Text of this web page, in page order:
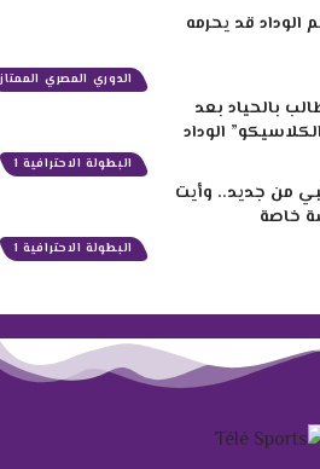
الدوري المصري الممتاز
قد يحرمه
البطولة الاحترافية 1
بالحياد بعد
الوداد
البطولة الاحترافية 1
من جديد.. وأيت